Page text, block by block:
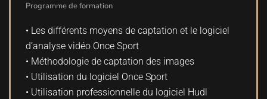
Programme de formation
• Les différents moyens de captation et le logiciel
d’analyse vidéo Once Sport
• Méthodologie de captation des images
• Utilisation du logiciel Once Sport
• Utilisation professionnelle du logiciel Hudl